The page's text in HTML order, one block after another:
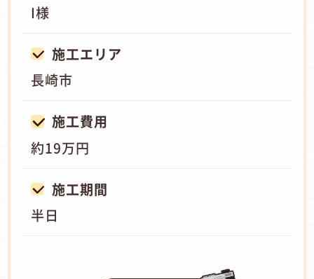
I様
施工エリア
長崎市
施工費用
約19万円
施工期間
半日